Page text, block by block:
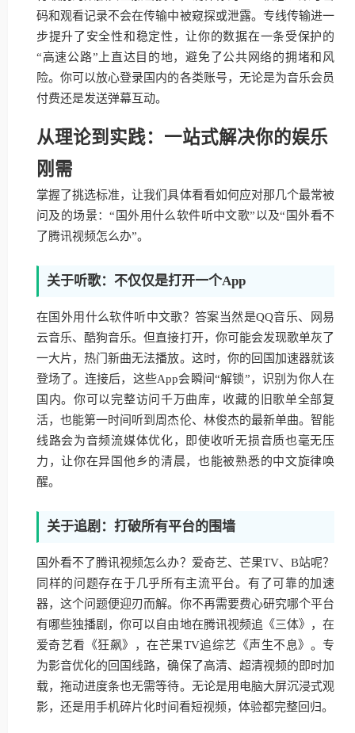
码和观看记录不会在传输中被窥探或泄露。专线传输进一
步提升了安全性和稳定性，让你的数据在一条受保护的
“高速公路”上直达目的地，避免了公共网络的拥堵和风
险。你可以放心登录国内的各类账号，无论是为音乐会员
付费还是发送弹幕互动。
从理论到实践：一站式解决你的娱乐
刚需
掌握了挑选标准，让我们具体看看如何应对那几个最常被
问及的场景：“国外用什么软件听中文歌”以及“国外看不
了腾讯视频怎么办”。
关于听歌：不仅仅是打开一个App
在国外用什么软件听中文歌？答案当然是QQ音乐、网易
云音乐、酷狗音乐。但直接打开，你可能会发现歌单灰了
一大片，热门新曲无法播放。这时，你的回国加速器就该
登场了。连接后，这些App会瞬间“解锁”，识别为你人在
国内。你可以完整访问千万曲库，收藏的旧歌单全部复
活，也能第一时间听到周杰伦、林俊杰的最新单曲。智能
线路会为音频流媒体优化，即使收听无损音质也毫无压
力，让你在异国他乡的清晨，也能被熟悉的中文旋律唤
醒。
关于追剧：打破所有平台的围墙
国外看不了腾讯视频怎么办？爱奇艺、芒果TV、B站呢？
同样的问题存在于几乎所有主流平台。有了可靠的加速
器，这个问题便迎刃而解。你不再需要费心研究哪个平台
有哪些独播剧，你可以自由地在腾讯视频追《三体》，在
爱奇艺看《狂飙》，在芒果TV追综艺《声生不息》。专
为影音优化的回国线路，确保了高清、超清视频的即时加
载，拖动进度条也无需等待。无论是用电脑大屏沉浸式观
影，还是用手机碎片化时间看短视频，体验都完整回归。